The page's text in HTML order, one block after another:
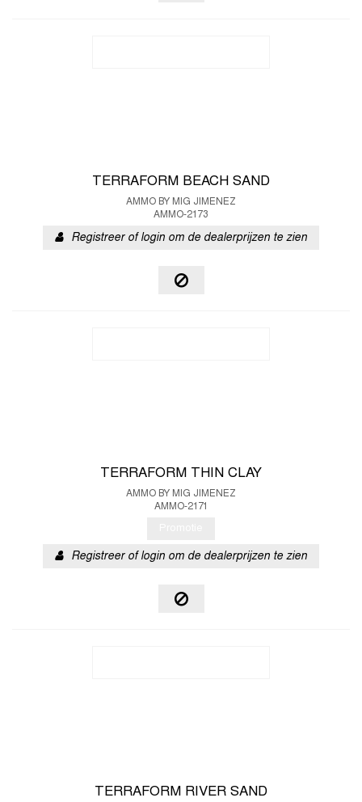
TERRAFORM BEACH SAND
AMMO BY MIG JIMENEZ
AMMO-2173
Registreer of login om de dealerprijzen te zien
TERRAFORM THIN CLAY
AMMO BY MIG JIMENEZ
AMMO-2171
Registreer of login om de dealerprijzen te zien
TERRAFORM RIVER SAND